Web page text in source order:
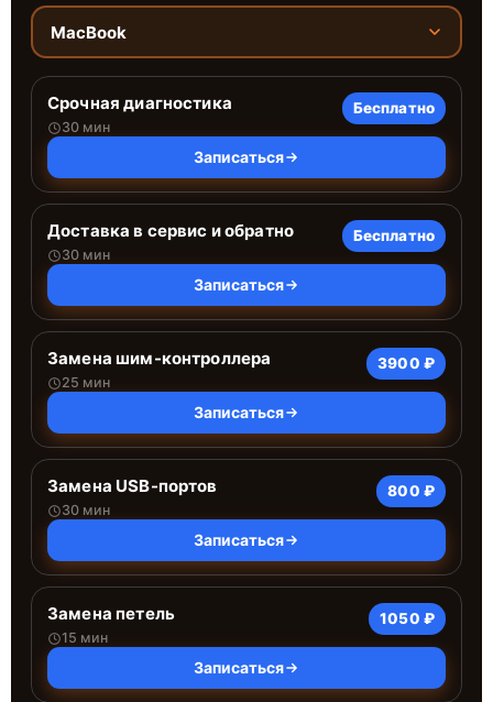
MacBook
Срочная диагностика
30 мин
Бесплатно
Записаться
Доставка в сервис и обратно
30 мин
Бесплатно
Записаться
Замена шим-контроллера
25 мин
3900 ₽
Записаться
Замена USB-портов
30 мин
800 ₽
Записаться
Замена петель
15 мин
1050 ₽
Записаться